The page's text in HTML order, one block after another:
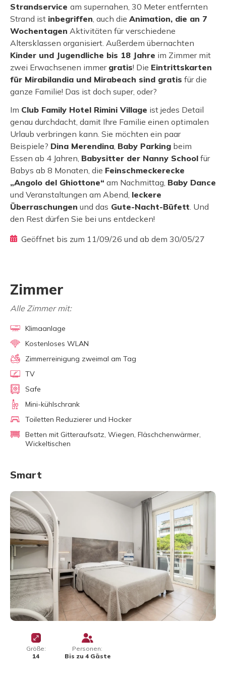
Strandservice am supernahen, 30 Meter entfernten
Strand ist inbegriffen, auch die Animation, die an 7
Wochentagen Aktivitäten für verschiedene
Altersklassen organisiert. Außerdem übernachten
Kinder und Jugendliche bis 18 Jahre im Zimmer mit
zwei Erwachsenen immer gratis! Die Eintrittskarten
für Mirabilandia und Mirabeach sind gratis für die
ganze Familie! Das ist doch super, oder?
Im Club Family Hotel Rimini Village ist jedes Detail
genau durchdacht, damit Ihre Familie einen optimalen
Urlaub verbringen kann. Sie möchten ein paar
Beispiele? Dina Merendina, Baby Parking beim
Essen ab 4 Jahren, Babysitter der Nanny School für
Babys ab 8 Monaten, die Feinschmeckerecke
„Angolo del Ghiottone“ am Nachmittag, Baby Dance
und Veranstaltungen am Abend, leckere
Überraschungen und das Gute-Nacht-Büfett. Und
den Rest dürfen Sie bei uns entdecken!
Geöffnet bis zum 11/09/26 und ab dem 30/05/27
Zimmer
Alle Zimmer mit:
Klimaanlage
Kostenloses WLAN
Zimmerreinigung zweimal am Tag
TV
Safe
Mini-kühlschrank
Toiletten Reduzierer und Hocker
Betten mit Gitteraufsatz, Wiegen, Fläschchenwärmer,
Wickeltischen
Smart
Größe:
14
Personen:
Bis zu 4 Gäste